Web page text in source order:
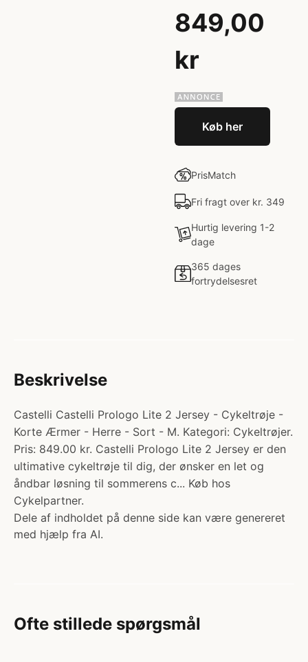
849,00
kr
Køb her
PrisMatch
Fri fragt over kr. 349
Hurtig levering 1-2
dage
365 dages
fortrydelsesret
Beskrivelse
Castelli Castelli Prologo Lite 2 Jersey - Cykeltrøje -
Korte Ærmer - Herre - Sort - M. Kategori: Cykeltrøjer.
Pris: 849.00 kr. Castelli Prologo Lite 2 Jersey er den
ultimative cykeltrøje til dig, der ønsker en let og
åndbar løsning til sommerens c... Køb hos
Cykelpartner.
Dele af indholdet på denne side kan være genereret
med hjælp fra AI.
Ofte stillede spørgsmål